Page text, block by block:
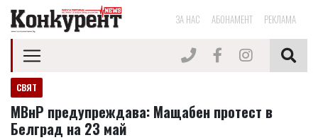
ЗА НАС АБОНАМЕНТ РЕКЛАМА
СВЯТ
МВнР предупреждава: Мащабен протест в
Белград на 23 май